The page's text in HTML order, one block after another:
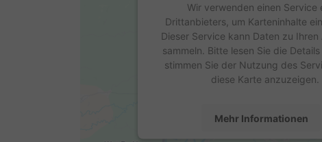
Wir verwenden einen Service
Drittanbieters, um Karteninhalte
Dieser Service kann Daten zu
sammeln. Bitte lesen Sie die
stimmen Sie der Nutzung des
diese Karte anzuzeigen.
Mehr Informationen